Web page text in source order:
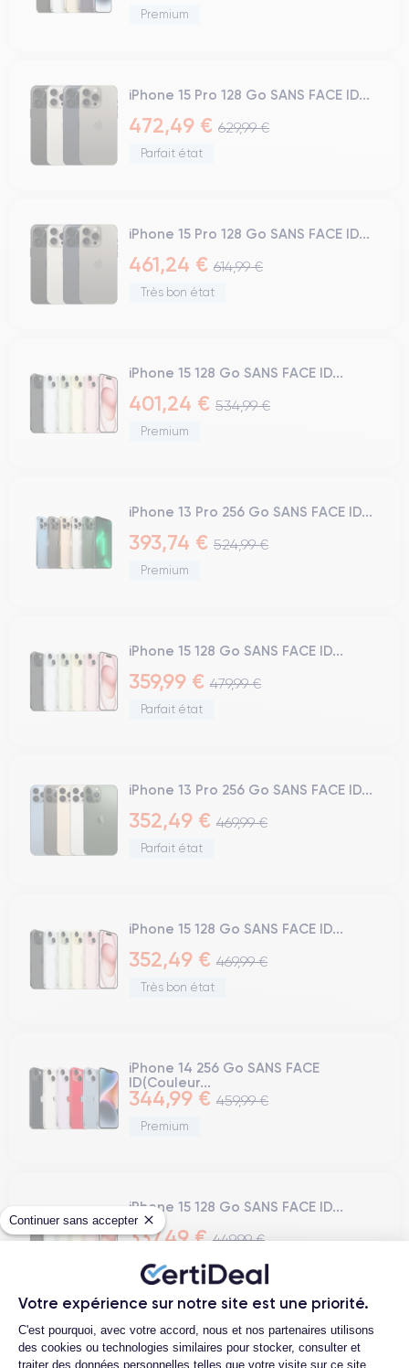
Continuer sans accepter
Votre expérience sur notre site est une priorité.
Plateforme de Gestion du
C'est pourquoi, avec votre accord, nous et nos partenaires utilisons
des cookies ou technologies similaires pour stocker, consulter et
traiter des données personnelles telles que votre visite sur ce site
Premium
iPhone 15 Pro 128 Go SANS FACE ID...
472,49 € 629,99 €
Parfait état
iPhone 15 Pro 128 Go SANS FACE ID...
461,24 € 614,99 €
Très bon état
iPhone 15 128 Go SANS FACE ID...
401,24 € 534,99 €
Premium
iPhone 13 Pro 256 Go SANS FACE ID...
393,74 € 524,99 €
Premium
iPhone 15 128 Go SANS FACE ID...
359,99 € 479,99 €
Parfait état
iPhone 13 Pro 256 Go SANS FACE ID...
352,49 € 469,99 €
Parfait état
iPhone 15 128 Go SANS FACE ID...
352,49 € 469,99 €
Très bon état
iPhone 14 256 Go SANS FACE
ID(Couleur...
344,99 € 459,99 €
Premium
iPhone 15 128 Go SANS FACE ID...
337,49 €449,99 €
Correct
« précédent suivant »